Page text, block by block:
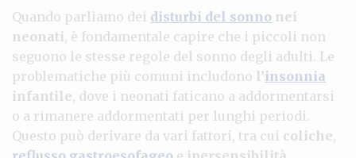
Quando parliamo dei disturbi del sonno nei
neonati, è fondamentale capire che i piccoli non
seguono le stesse regole del sonno degli adulti. Le
problematiche più comuni includono l’insonnia
infantile, dove i neonati faticano a addormentarsi
o a rimanere addormentati per lunghi periodi.
Questo può derivare da vari fattori, tra cui coliche,